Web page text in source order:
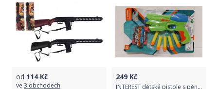
od 114Kč
ve 3 obchodech
249 Kč
INTEREST dětské pistole s pěnovými náboji Soft Gun